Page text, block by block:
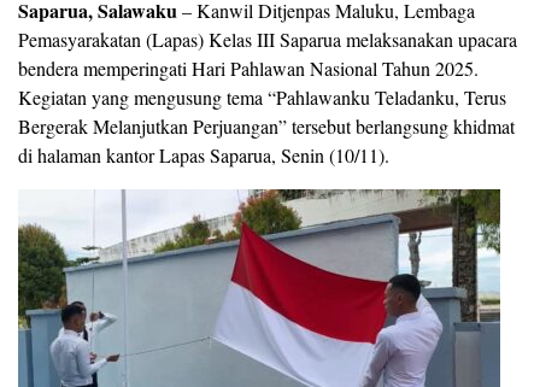
Saparua, Salawaku – Kanwil Ditjenpas Maluku, Lembaga
Pemasyarakatan (Lapas) Kelas III Saparua melaksanakan upacara
bendera memperingati Hari Pahlawan Nasional Tahun 2025.
Kegiatan yang mengusung tema “Pahlawanku Teladanku, Terus
Bergerak Melanjutkan Perjuangan” tersebut berlangsung khidmat
di halaman kantor Lapas Saparua, Senin (10/11).